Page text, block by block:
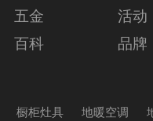
五金
活动
百科 品牌
橱柜灶具 地暖空调